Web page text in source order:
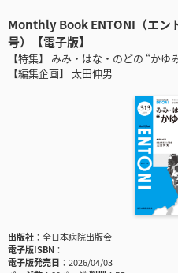
Monthly Book ENTONI（エン
号）【電子版】
【特集】 みみ・はな・のどの “かゆ
【編集企画】 太田伸男
出版社
全日本病院出版会
電子版ISBN
電子版発売日
2026/04/03